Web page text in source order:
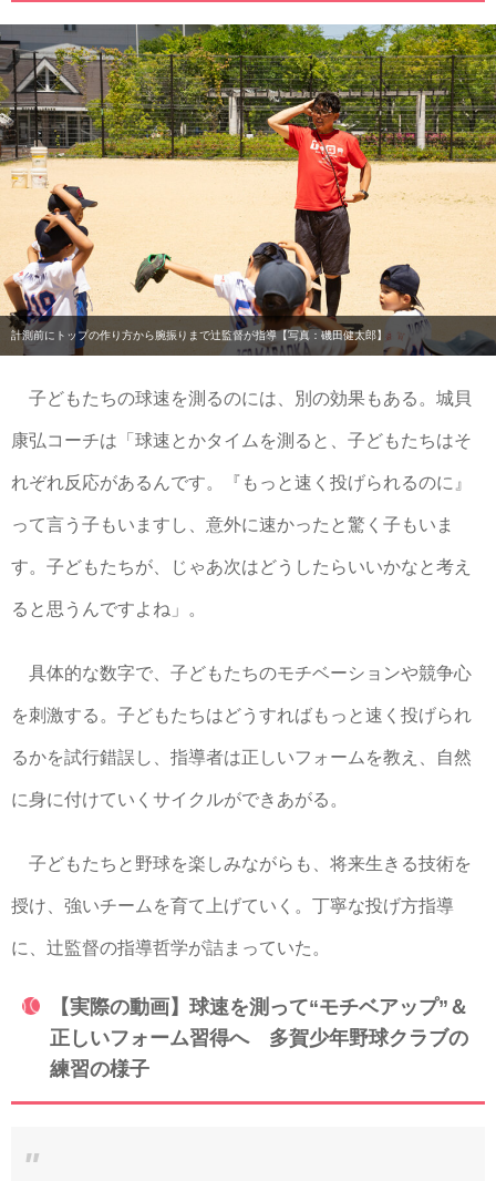
計測前にトップの作り方から腕振りまで辻監督が指導【写真：磯田健太郎】
子どもたちの球速を測るのには、別の効果もある。城貝
康弘コーチは「球速とかタイムを測ると、子どもたちはそ
れぞれ反応があるんです。『もっと速く投げられるのに』
って言う子もいますし、意外に速かったと驚く子もいま
す。子どもたちが、じゃあ次はどうしたらいいかなと考え
ると思うんですよね」。
具体的な数字で、子どもたちのモチベーションや競争心
を刺激する。子どもたちはどうすればもっと速く投げられ
るかを試行錯誤し、指導者は正しいフォームを教え、自然
に身に付けていくサイクルができあがる。
子どもたちと野球を楽しみながらも、将来生きる技術を
授け、強いチームを育て上げていく。丁寧な投げ方指導
に、辻監督の指導哲学が詰まっていた。
【実際の動画】球速を測って“モチベアップ”＆
正しいフォーム習得へ 多賀少年野球クラブの
練習の様子